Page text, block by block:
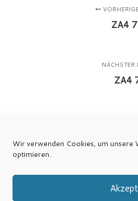
Wir verwenden Cookies, um unsere
optimieren.
ZA4
NÄCHSTER
ZA4